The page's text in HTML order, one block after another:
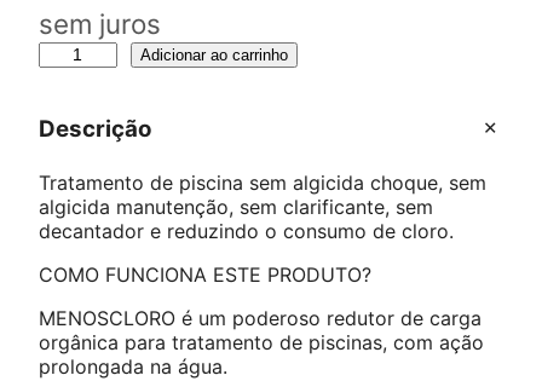
sem juros
t
o
s
d
e
M
N
O
S
Adicionar ao carrinho
Descrição
Tratamento de piscina sem algicida choque, sem
algicida manutenção, sem clarificante, sem
decantador e reduzindo o consumo de cloro.
COMO FUNCIONA ESTE PRODUTO?
MENOSCLORO é um poderoso redutor de carga
orgânica para tratamento de piscinas, com ação
prolongada na água.